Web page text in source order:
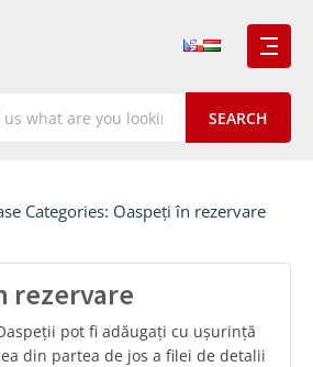
Categories: Oaspeți în rezervare
rezervare
pot fi adăugați cu ușurință
din partea de jos a filei de detalii